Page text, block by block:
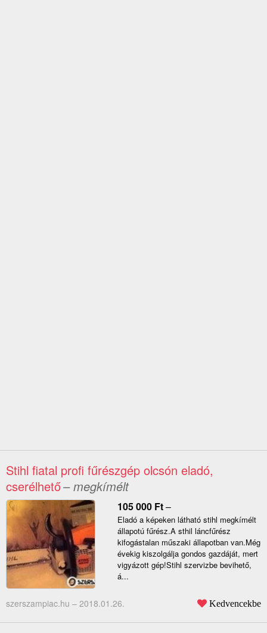
Stihl fiatal profi fűrészgép olcsón eladó,
cserélhető– megkímélt
105 000 Ft–
Eladó a képeken látható stihl megkímélt
állapotú fűrész.A sthil láncfűrész
kifogástalan műszaki állapotban van.Még
évekig kiszolgálja gondos gazdáját, mert
vigyázott gép!Stihl szervizbe bevihető,
á...
szerszampiac.hu – 2018.01.26. Kedvencekbe